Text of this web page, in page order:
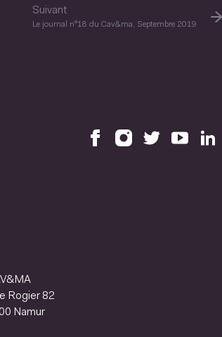
Suivant
Le journal n°18 du Cav&ma, Septembre 2019
Rogier 82
Namur